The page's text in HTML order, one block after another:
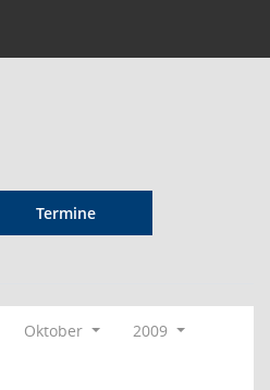
Termine
Oktober
2009